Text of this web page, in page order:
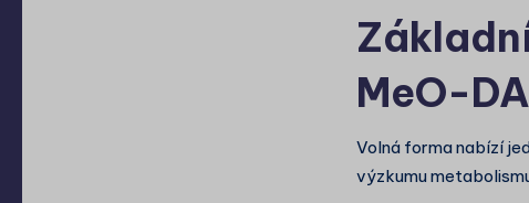
MeO-
Volná forma nabízí
výzkumu